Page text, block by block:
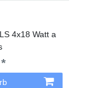
4x18 Watt a